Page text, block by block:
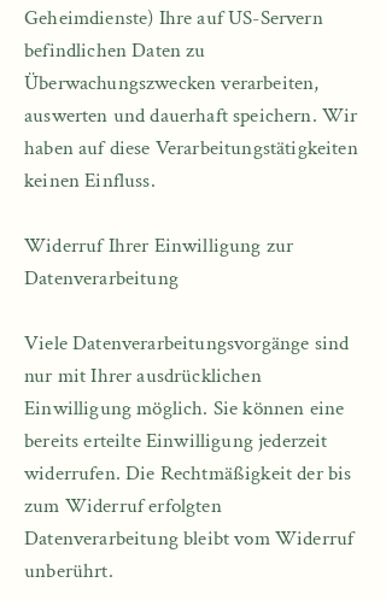
Geheimdienste) Ihre auf US-Servern
befindlichen Daten zu
Überwachungszwecken verarbeiten,
auswerten und dauerhaft speichern. Wir
haben auf diese Verarbeitungstätigkeiten
keinen Einfluss.
Widerruf Ihrer Einwilligung zur
Datenverarbeitung​​
Viele Datenverarbeitungsvorgänge sind
nur mit Ihrer ausdrücklichen
Einwilligung möglich. Sie können eine
bereits erteilte Einwilligung jederzeit
widerrufen. Die Rechtmäßigkeit der bis
zum Widerruf erfolgten
Datenverarbeitung bleibt vom Widerruf
unberührt.